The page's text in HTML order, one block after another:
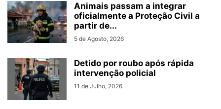
Animais passam a integrar
oficialmente a Proteção Civil a
partir de...
5 de Agosto, 2026
Detido por roubo após rápida
intervenção policial
11 de Julho, 2026